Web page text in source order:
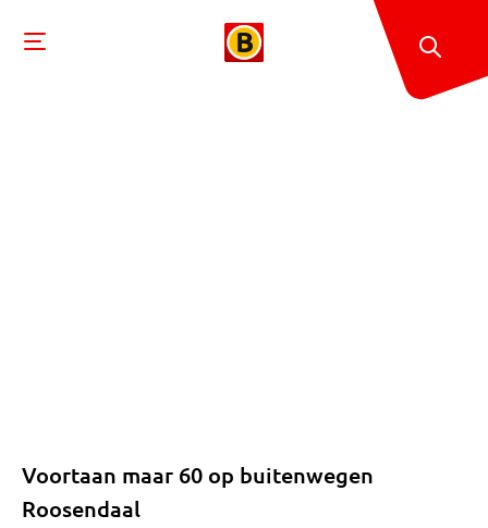
Voortaan maar 60 op buitenwegen
Roosendaal